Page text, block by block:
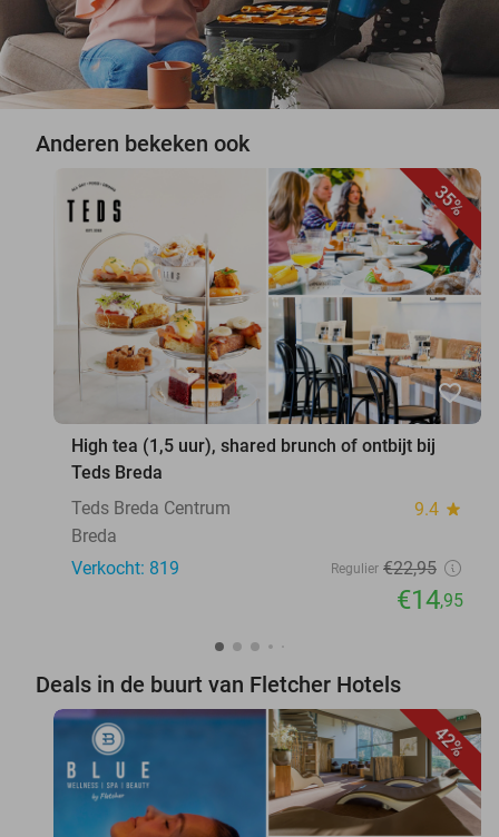
Anderen bekeken ook
35%
favorite_border
High tea (1,5 uur), shared brunch of ontbijt bij
Teds Breda
Teds Breda Centrum
9.4 star
Breda
Verkocht: 819
Regulier €22,95
€14,95
Deals in de buurt van Fletcher Hotels
42%